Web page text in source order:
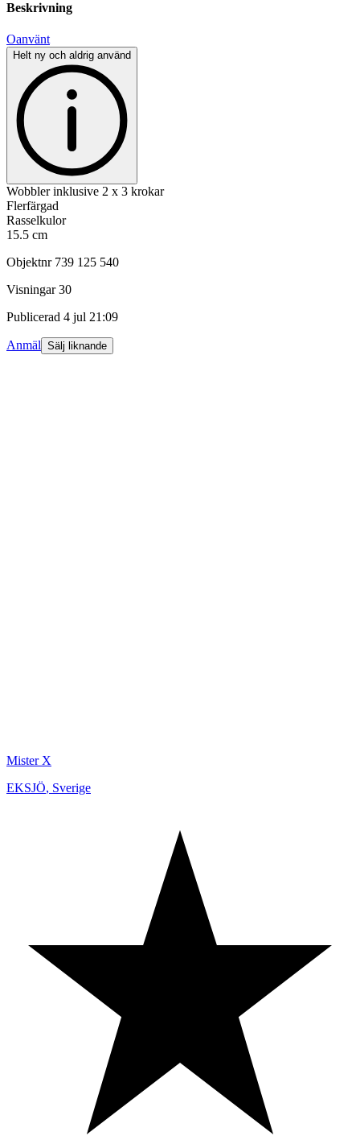
Beskrivning
Oanvänt
Helt ny och aldrig använd
Wobbler inklusive 2 x 3 krokar
Flerfärgad
Rasselkulor
15.5 cm
Objektnr 739 125 540
Visningar 30
Publicerad 4 jul 21:09
Anmäl Sälj liknande
Mister X
EKSJÖ, Sverige